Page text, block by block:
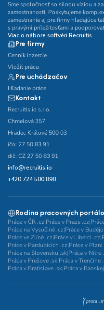
Sme spoločnosť so silnou víziou a
zamestnanosti. Poskytujeme
zamestnanie aj pre firmy hľadajúce
s pravými príležitosťami a
Viac o nábore softvéri Recruitis
Pre firmy
Cenník inzercie
Vložiť prácu
Pre uchádzačov
Hľadanie práce
Kontakt
Recruitis.io s.r.o.
Chmelová 357
Hradec Králové 500 03
ičo: 27 50 83 91
dič: CZ 27 50 83 91
info@recruitis.io
+420 724 500 898
Rodina pracovných
Práce v ČR .cz|Práce v Praze .cz|
Práce na Vysočině .cz|Práce v
Práce ve Zlíně .cz|Práce v Liberci .cz|
Práce v Pardubicích .cz|Práce v Plzni
Práca na Slovensku .sk|Práca v Nitre
Práca v Prešove .sk|Práca v Trenčíne
Práca v Bratislave .sk|Práca v